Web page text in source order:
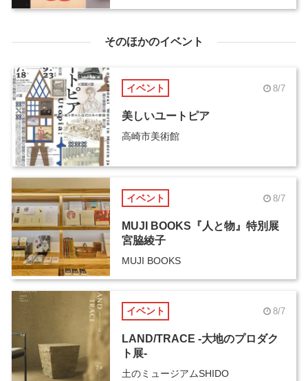
そのほかのイベント
イベント 8/7
美しいユートピア
高崎市美術館
イベント 8/7
MUJI BOOKS『人と物』特別展
宮脇綾子
MUJI BOOKS
イベント 8/7
LAND/TRACE -大地のプロダク
ト展-
土のミュージアムSHIDO